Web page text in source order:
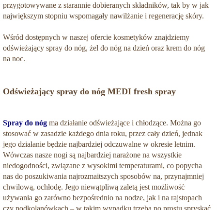
przygotowywane z starannie dobieranych składników, tak by w jak
największym stopniu wspomagały nawilżanie i regenerację skóry.
Wśród dostępnych w naszej ofercie kosmetyków znajdziemy
odświeżający spray do nóg, żel do nóg na dzień oraz krem do nóg
na noc.
Odświeżający spray do nóg MEDI fresh spray
Spray do nóg ma działanie odświeżające i chłodzące. Można go
stosować w zasadzie każdego dnia roku, przez cały dzień, jednak
jego działanie będzie najbardziej odczuwalne w okresie letnim.
Wówczas nasze nogi są najbardziej narażone na wszystkie
niedogodności, związane z wysokimi temperaturami, co popycha
nas do poszukiwania najrozmaitszych sposobów na, przynajmniej
chwilową, ochłodę. Jego niewątpliwą zaletą jest możliwość
używania go zarówno bezpośrednio na nodze, jak i na rajstopach
czy podkolanówkach – w takim wypadku trzeba po prostu spryskać